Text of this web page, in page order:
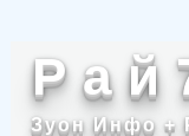
Р а й
Зуон Инфо +